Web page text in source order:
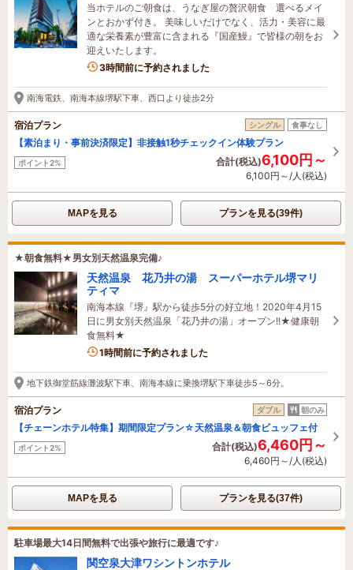
当ホテルのご朝食は、うなぎ屋の贅沢朝食 選べるメイ
ンとおかず付き。 美味しいだけでなく、活力・美容に最
適な栄養素が豊富に含まれる『国産鰻』で皆様の朝をお
迎えいたします。
3時間前に予約されました
南海電鉄、南海本線堺駅下車、西口より徒歩2分
宿泊プラン シングル 食事なし
【素泊まり・事前決済限定】非接触1秒チェックイン体験プラン
ポイント2% 合計(税込)6,100円～
6,100円～/人(税込)
MAPを見る プランを見る(39件)
★朝食無料★男女別天然温泉完備♪
天然温泉 花乃井の湯 スーパーホテル堺マリ
ティマ
南海本線『堺』駅から徒歩5分の好立地！2020年4月15
日に男女別天然温泉「花乃井の湯」オープン!!★健康朝
食無料★
1時間前に予約されました
地下鉄御堂筋線灘波駅下車、南海本線に乗換堺駅下車徒歩5～6分。
宿泊プラン ダブル 朝のみ
【チェーンホテル特集】期間限定プラン☆天然温泉＆朝食ビュッフェ付
ポイント2% 合計(税込)6,460円～
6,460円～/人(税込)
MAPを見る プランを見る(37件)
駐車場最大14日間無料で出張や旅行に最適です♪
関空泉大津ワシントンホテル